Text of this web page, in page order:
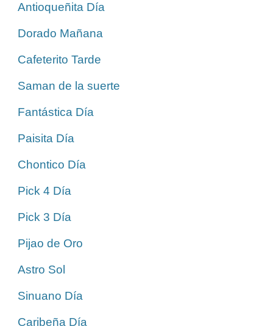
Antioqueñita Día
Dorado Mañana
Cafeterito Tarde
Saman de la suerte
Fantástica Día
Paisita Día
Chontico Día
Pick 4 Día
Pick 3 Día
Pijao de Oro
Astro Sol
Sinuano Día
Caribeña Día